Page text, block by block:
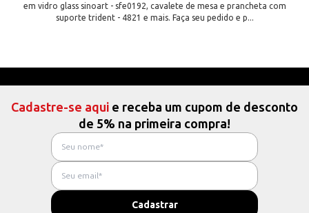
em vidro glass sinoart - sfe0192, cavalete de mesa e prancheta com
suporte trident - 4821 e mais. Faça seu pedido e p...
Cadastre-se aqui e receba um cupom de desconto
de 5% na primeira compra!